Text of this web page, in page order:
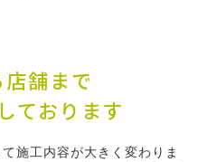
舗まで
ております
施工内容が大きく変わりま